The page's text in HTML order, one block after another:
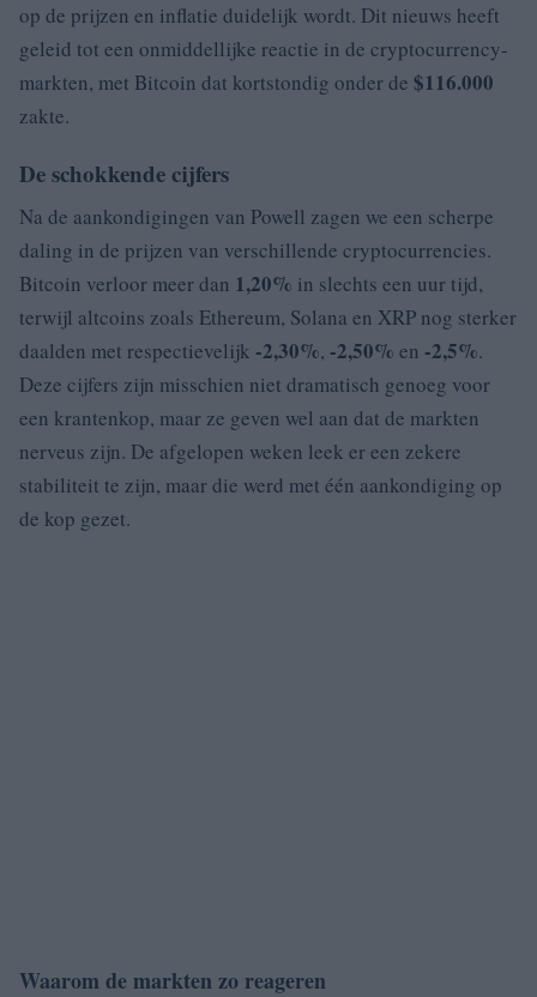
op de prijzen en inflatie duidelijk wordt. Dit nieuws heeft
geleid tot een onmiddellijke reactie in de cryptocurrency-
markten, met Bitcoin dat kortstondig onder de $116.000
zakte.
De schokkende cijfers
Na de aankondigingen van Powell zagen we een scherpe
daling in de prijzen van verschillende cryptocurrencies.
Bitcoin verloor meer dan 1,20% in slechts een uur tijd,
terwijl altcoins zoals Ethereum, Solana en XRP nog sterker
daalden met respectievelijk -2,30%, -2,50% en -2,5%.
Deze cijfers zijn misschien niet dramatisch genoeg voor
een krantenkop, maar ze geven wel aan dat de markten
nerveus zijn. De afgelopen weken leek er een zekere
stabiliteit te zijn, maar die werd met één aankondiging op
de kop gezet.
Waarom de markten zo reageren